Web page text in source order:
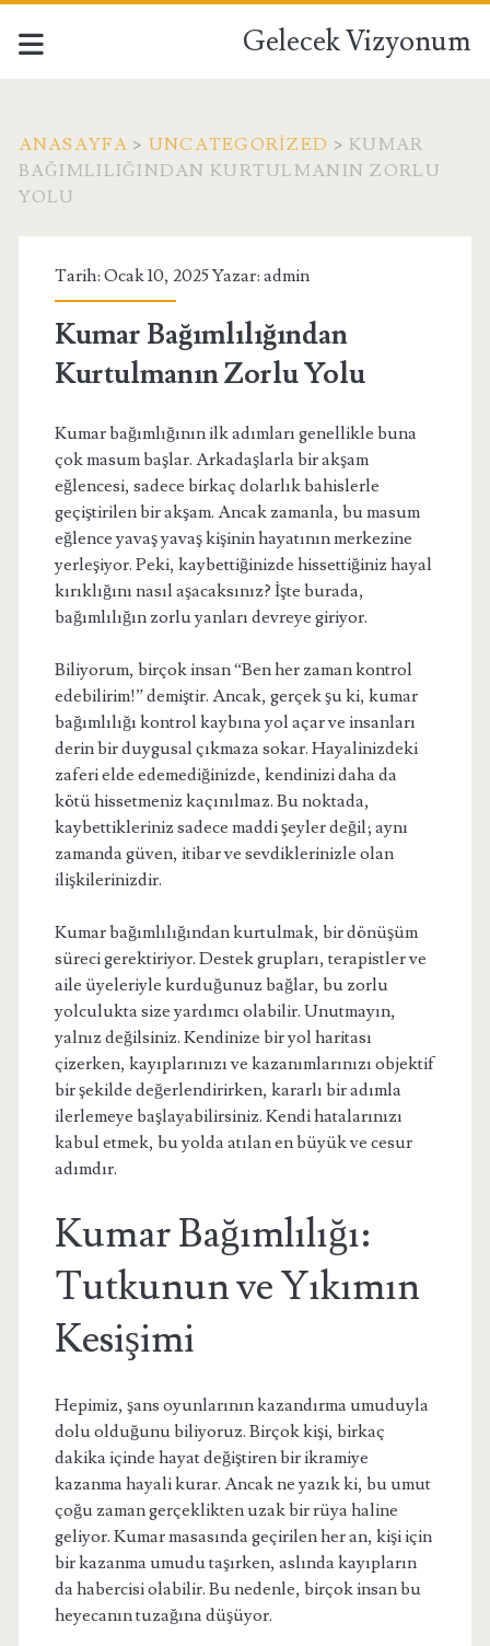
Gelecek Vizyonum
ANASAYFA > UNCATEGORIZED > KUMAR
BAĞIMLILIĞINDAN KURTULMANIN ZORLU
YOLU
Tarih: Ocak 10, 2025 Yazar: admin
Kumar Bağımlılığından
Kurtulmanın Zorlu Yolu
Kumar bağımlığının ilk adımları genellikle buna
çok masum başlar. Arkadaşlarla bir akşam
eğlencesi, sadece birkaç dolarlık bahislerle
geçiştirilen bir akşam. Ancak zamanla, bu masum
eğlence yavaş yavaş kişinin hayatının merkezine
yerleşiyor. Peki, kaybettiğinizde hissettiğiniz hayal
kırıklığını nasıl aşacaksınız? İşte burada,
bağımlılığın zorlu yanları devreye giriyor.
Biliyorum, birçok insan “Ben her zaman kontrol
edebilirim!” demiştir. Ancak, gerçek şu ki, kumar
bağımlılığı kontrol kaybına yol açar ve insanları
derin bir duygusal çıkmaza sokar. Hayalinizdeki
zaferi elde edemediğinizde, kendinizi daha da
kötü hissetmeniz kaçınılmaz. Bu noktada,
kaybettikleriniz sadece maddi şeyler değil; aynı
zamanda güven, itibar ve sevdiklerinizle olan
ilişkilerinizdir.
Kumar bağımlılığından kurtulmak, bir dönüşüm
süreci gerektiriyor. Destek grupları, terapistler ve
aile üyeleriyle kurduğunuz bağlar, bu zorlu
yolculukta size yardımcı olabilir. Unutmayın,
yalnız değilsiniz. Kendinize bir yol haritası
çizerken, kayıplarınızı ve kazanımlarınızı objektif
bir şekilde değerlendirirken, kararlı bir adımla
ilerlemeye başlayabilirsiniz. Kendi hatalarınızı
kabul etmek, bu yolda atılan en büyük ve cesur
adımdır.
Kumar Bağımlılığı:
Tutkunun ve Yıkımın
Kesişimi
Hepimiz, şans oyunlarının kazandırma umuduyla
dolu olduğunu biliyoruz. Birçok kişi, birkaç
dakika içinde hayat değiştiren bir ikramiye
kazanma hayali kurar. Ancak ne yazık ki, bu umut
çoğu zaman gerçeklikten uzak bir rüya haline
geliyor. Kumar masasında geçirilen her an, kişi için
bir kazanma umudu taşırken, aslında kayıpların
da habercisi olabilir. Bu nedenle, birçok insan bu
heyecanın tuzağına düşüyor.